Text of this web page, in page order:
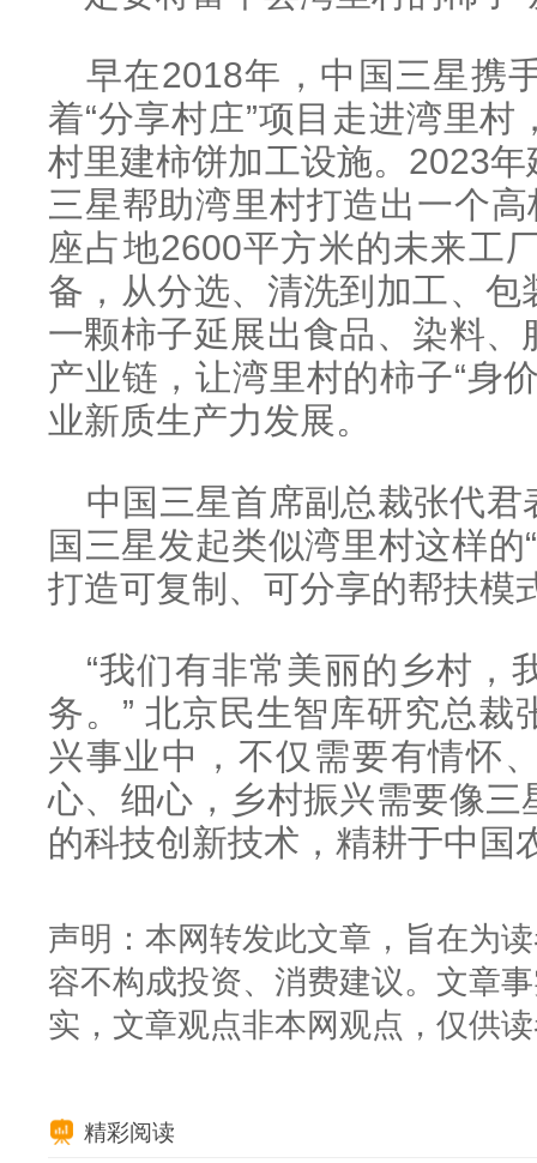
早在2018年，中国三星携
着“分享村庄”项目走进湾里
村里建柿饼加工设施。2023
三星帮助湾里村打造出一个
座占地2600平方米的未来工
备，从分选、清洗到加工、
一颗柿子延展出食品、染料
产业链，让湾里村的柿子“身
业新质生产力发展。
中国三星首席副总裁张代
国三星发起类似湾里村这样
打造可复制、可分享的帮扶模
“我们有非常美丽的乡村，
务。” 北京民生智库研究总
兴事业中，不仅需要有情怀
心、细心，乡村振兴需要像
的科技创新技术，精耕于中国
声明：本网转发此文章，旨在为
容不构成投资、消费建议。文章
实，文章观点非本网观点，仅供
精彩阅读